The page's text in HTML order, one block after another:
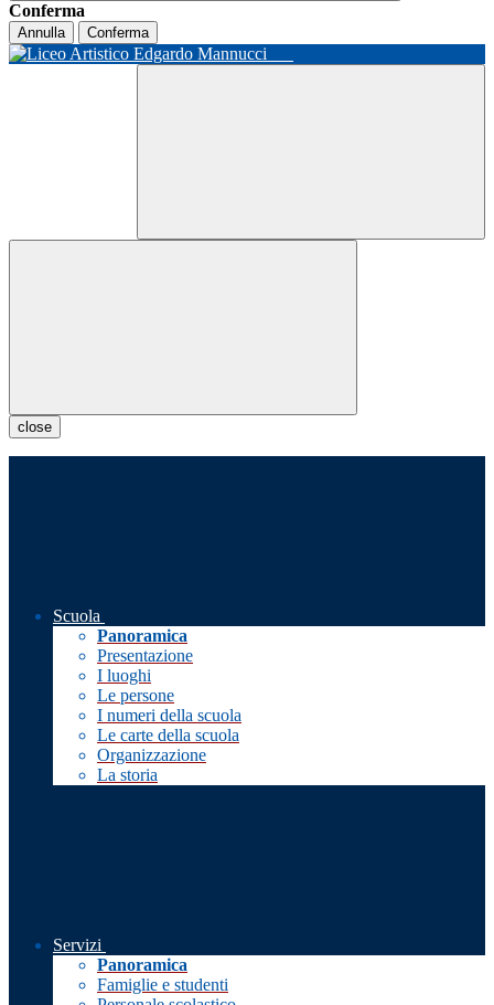
Conferma
Annulla Conferma
close
Scuola
Panoramica
Presentazione
I luoghi
Le persone
I numeri della scuola
Le carte della scuola
Organizzazione
La storia
Servizi
Panoramica
Famiglie e studenti